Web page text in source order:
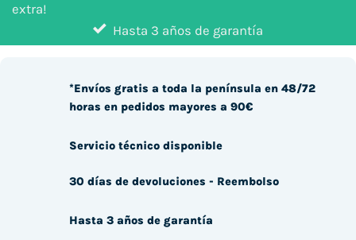
extra!
Hasta 3 años de garantía
*Envíos gratis a toda la península en 48/72
horas en pedidos mayores a 90€
Servicio técnico disponible
30 días de devoluciones - Reembolso
Hasta 3 años de garantía